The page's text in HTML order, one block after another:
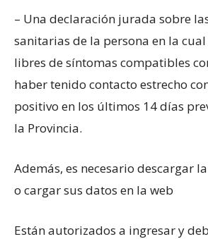
– Una declaración jurada sobre
sanitarias de la persona en la
libres de síntomas compatibles
haber tenido contacto estrecho
positivo en los últimos 14 días
la Provincia.
Además, es necesario descargar
o cargar sus datos en la web
Están autorizados a ingresar y